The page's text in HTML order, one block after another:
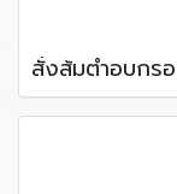
สั่งส้มตำอบกร